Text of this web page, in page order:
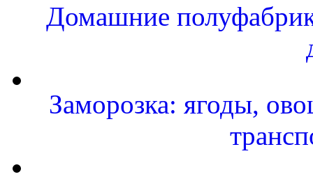
Домашние
Заморозка: ягоды,